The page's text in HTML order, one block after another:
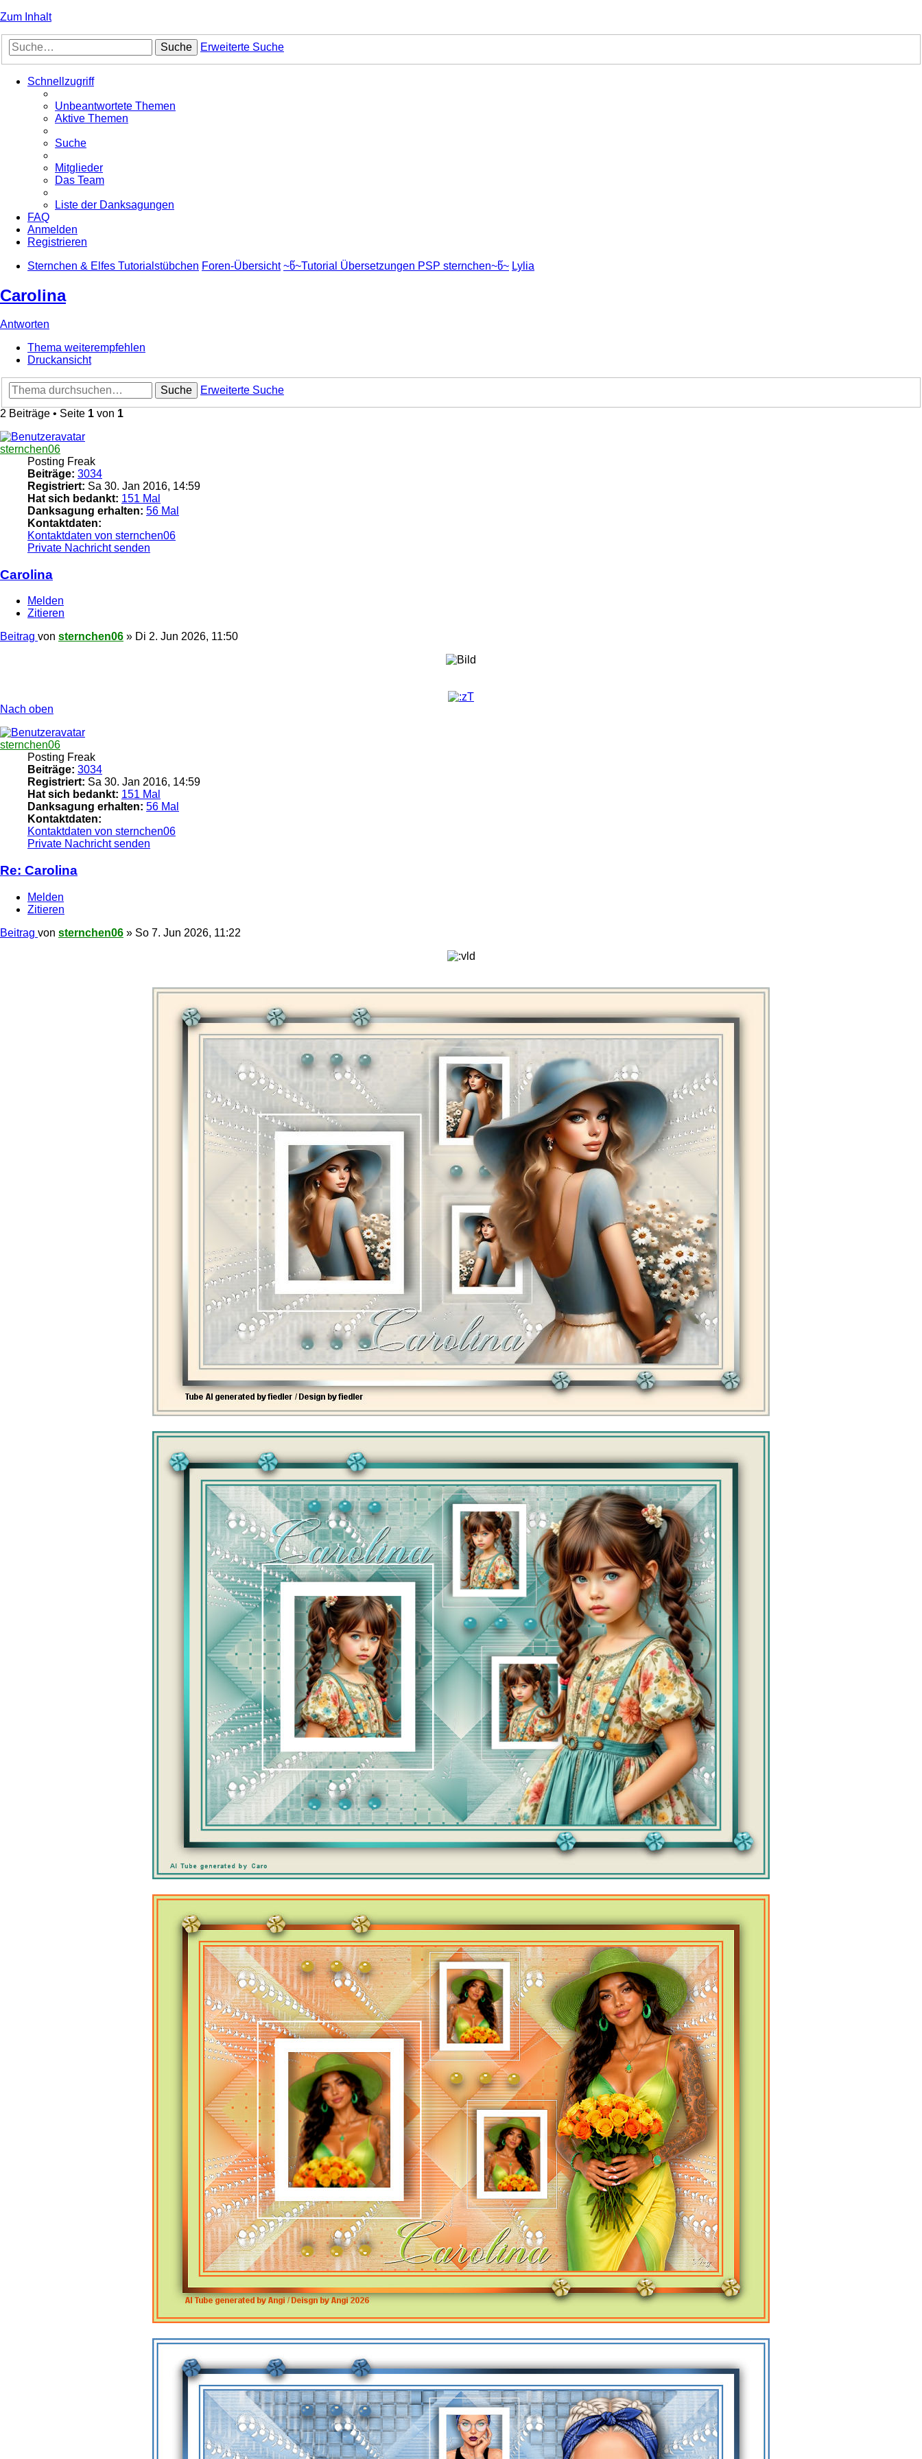
Zum Inhalt
Suche Erweiterte Suche
Schnellzugriff
Unbeantwortete Themen
Aktive Themen
Suche
Mitglieder
Das Team
Liste der Danksagungen
FAQ
Anmelden
Registrieren
Sternchen & Elfes Tutorialstübchen Foren-Übersicht ~წ~Tutorial Übersetzungen PSP sternchen~წ~ Lylia
Carolina
Antworten
Thema weiterempfehlen
Druckansicht
Suche
Erweiterte Suche
2 Beiträge • Seite 1 von 1
sternchen06
Posting Freak
Beiträge: 3034
Registriert: Sa 30. Jan 2016, 14:59
Hat sich bedankt: 151 Mal
Danksagung erhalten: 56 Mal
Kontaktdaten:
Kontaktdaten von sternchen06
Private Nachricht senden
Carolina
Melden
Zitieren
Beitrag von sternchen06 » Di 2. Jun 2026, 11:50
Nach oben
sternchen06
Posting Freak
Beiträge: 3034
Registriert: Sa 30. Jan 2016, 14:59
Hat sich bedankt: 151 Mal
Danksagung erhalten: 56 Mal
Kontaktdaten:
Kontaktdaten von sternchen06
Private Nachricht senden
Re: Carolina
Melden
Zitieren
Beitrag von sternchen06 » So 7. Jun 2026, 11:22